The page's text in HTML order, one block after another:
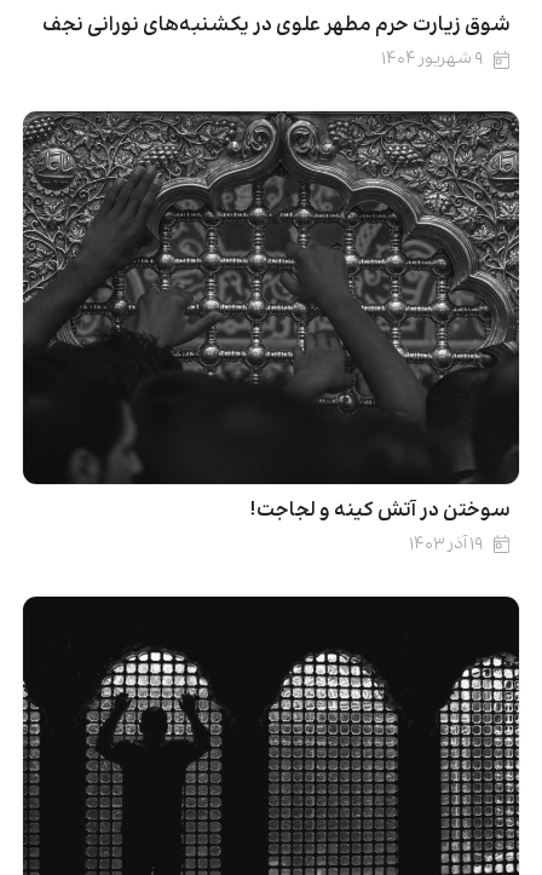
شوق زیارت حرم مطهر علوی در یکشنبه‌های نورانی نجف
۹ شهریور ۱۴۰۴
سوختن در آتش کینه و لجاجت!
۱۹ آذر ۱۴۰۳